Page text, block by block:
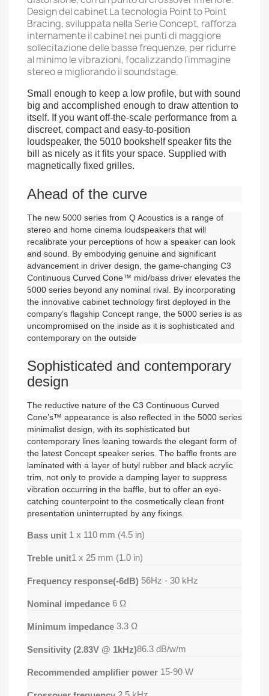
Design del cabinet La tecnologia Point to Point
Bracing, sviluppata nella Serie Concept, rafforza
internamente il cabinet nei punti di maggiore
sollecitazione delle basse frequenze, per ridurre
al minimo le vibrazioni, focalizzando l’immagine
stereo e migliorando il soundstage.
Small enough to keep a low profile, but with sound
big and accomplished enough to draw attention to
itself. If you want off-the-scale performance from a
discreet, compact and easy-to-position
loudspeaker, the 5010 bookshelf speaker fits the
bill as nicely as it fits your space. Supplied with
magnetically fixed grilles.
Ahead of the curve
The new 5000 series from Q Acoustics is a range of
stereo and home cinema loudspeakers that will
recalibrate your perceptions of how a speaker can look
and sound. By embodying genuine and significant
advancement in driver design, the game-changing C3
Continuous Curved Cone™ mid/bass driver elevates the
5000 series beyond any nominal rival. By incorporating
the innovative cabinet technology first deployed in the
company’s flagship Concept range, the 5000 series is as
uncompromised on the inside as it is sophisticated and
contemporary on the outside
Sophisticated and contemporary
design
The reductive nature of the C3 Continuous Curved
Cone’s™ appearance is also reflected in the 5000 series
minimalist design, with its sophisticated but
contemporary lines leaning towards the elegant form of
the latest Concept speaker series. The baffle fronts are
laminated with a layer of butyl rubber and black acrylic
trim, not only to provide a damping layer to suppress
vibration occurring in the baffle, but to offer an eye-
catching counterpoint to the cosmetically clean front
presentation uninterrupted by any fixings.
Bass unit 1 x 110 mm (4.5 in)
Treble unit1 x 25 mm (1.0 in)
Frequency response(-6dB) 56Hz - 30 kHz
Nominal impedance 6 Ω
Minimum impedance 3.3 Ω
Sensitivity (2.83V @ 1kHz)86.3 dB/w/m
Recommended amplifier power 15-90 W